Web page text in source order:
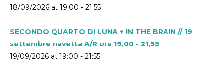
18/09/2026 at 19:00 - 21:55
SECONDO QUARTO DI LUNA + IN THE BRAIN // 19
settembre navetta A/R ore 19,00 - 21,55
19/09/2026 at 19:00 - 21:55